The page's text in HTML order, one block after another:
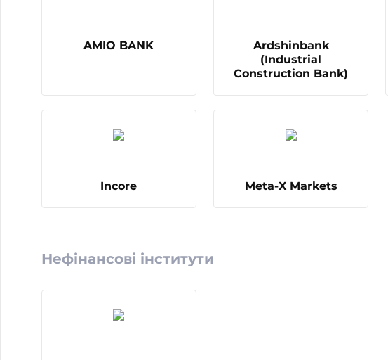
AMIO BANK
Ardshinbank
(Industrial
Construction Bank)
Incore Meta-X Markets
Нефінансові інститути